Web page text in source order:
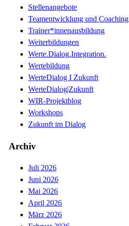
Stellenangebote
Teamentwicklung und Coaching
Trainer*innenausbildung
Weiterbildungen
Werte.Dialog.Integration.
Wertebildung
WerteDialog I Zukunft
WerteDialog|Zukunft
WIR-Projektblog
Workshops
Zukunft im Dialog
Archiv
Juli 2026
Juni 2026
Mai 2026
April 2026
März 2026